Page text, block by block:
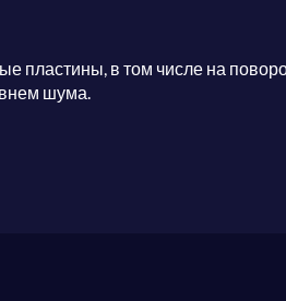
пластины, в том числе на
шума.